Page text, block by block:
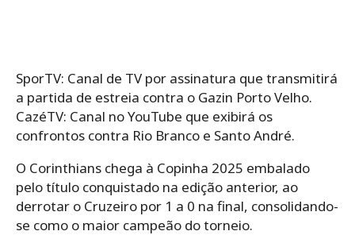
SporTV: Canal de TV por assinatura que transmitirá
a partida de estreia contra o Gazin Porto Velho.
CazéTV: Canal no YouTube que exibirá os
confrontos contra Rio Branco e Santo André.
O Corinthians chega à Copinha 2025 embalado
pelo título conquistado na edição anterior, ao
derrotar o Cruzeiro por 1 a 0 na final, consolidando-
se como o maior campeão do torneio.